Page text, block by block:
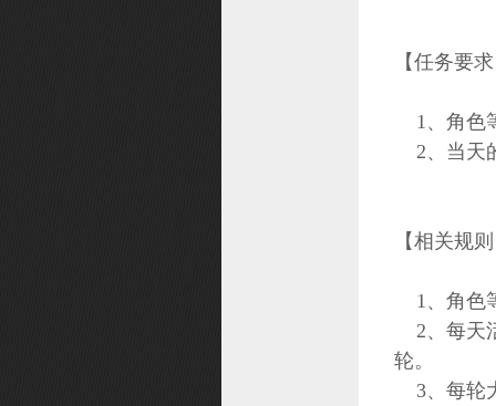
【任务要
1、角色
2、当天
【相关规
1、角色
2、每天
轮。
3、每轮